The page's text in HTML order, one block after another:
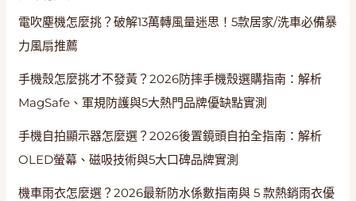
暖
次
搞
電吹塵機怎麼挑？破解13萬轉風量迷思！5款居家/洗車必備暴
力風扇推薦
手機殼怎麼挑才不發黃？2026防摔手機殼選購指南：解析
MagSafe、軍規防護與5大熱門品牌優缺點實測
手機自拍顯示器怎麼選？2026後置鏡頭自拍全指南：解析
OLED螢幕、磁吸技術與5大口碑品牌實測
機車雨衣怎麼選？2026最新防水係數指南與 5 款熱銷雨衣優